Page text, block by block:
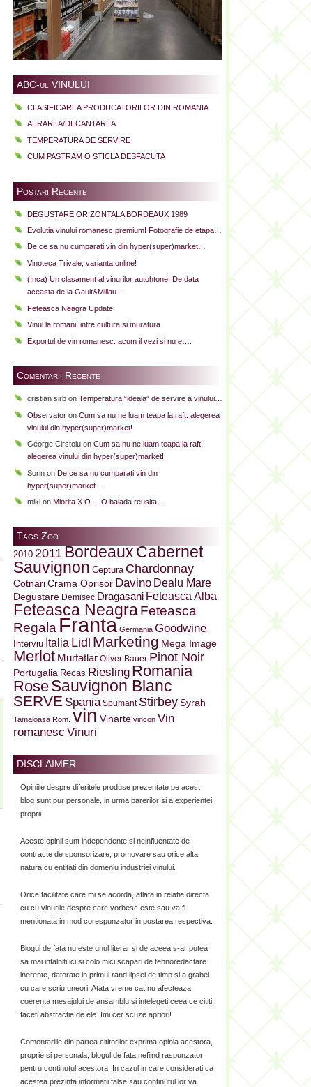
ABC-ul VINULUI
CLASIFICAREA PRODUCATORILOR DIN ROMANIA
AERAREA/DECANTAREA
TEMPERATURA DE SERVIRE
CUM PASTRAM O STICLA DESFACUTA
Postari Recente
DEGUSTARE ORIZONTALA BORDEAUX 1989
Evolutia vinului romanesc premium! Fotografie de etapa…
De ce sa nu cumparati vin din hyper(super)market…
Vinoteca Trivale, varianta online!
(Inca) Un clasament al vinurilor autohtone! De data
aceasta de la Gault&Millau…
Feteasca Neagra Update
Vinul la romani: intre cultura si muratura
Exportul de vin romanesc: acum il vezi si nu e….
Comentarii Recente
cristian sirb on Temperatura “ideala” de servire a vinului…
Observator on Cum sa nu ne luam teapa la raft: alegerea
vinului din hyper(super)market!
George Cirstoiu on Cum sa nu ne luam teapa la raft:
alegerea vinului din hyper(super)market!
Sorin on De ce sa nu cumparati vin din
hyper(super)market…
miki on Miorita X.O. – O balada reusita…
Tags Zoo
2010 2011 BordeauxCabernet
Sauvignon Ceptura Chardonnay
Cotnari Crama Oprisor Davino Dealu Mare
Degustare Demisec Dragasani Feteasca Alba
Feteasca NeagraFeteasca
Regala Franta Germania Goodwine
Interviu Italia Lidl Marketing Mega Image
Merlot Murfatlar Oliver Bauer Pinot Noir
Portugalia Recas Riesling Romania
RoseSauvignon Blanc
SERVE Spania Spumant Stirbey Syrah
Tamaioasa Rom. vin Vinarte vincon Vin
romanesc Vinuri
DISCLAIMER
Opiniile despre diferitele produse prezentate pe acest
blog sunt pur personale, in urma parerilor si a experientei
proprii.
Aceste opinii sunt independente si neinfluentate de
contracte de sponsorizare, promovare sau orice alta
natura cu entitati din domeniu industriei vinului.
Orice facilitate care mi se acorda, aflata in relatie directa
cu cu vinurile despre care vorbesc este sau va fi
mentionata in mod corespunzator in postarea respectiva.
Blogul de fata nu este unul literar si de aceea s-ar putea
sa mai intalniti ici si colo mici scapari de tehnoredactare
inerente, datorate in primul rand lipsei de timp si a grabei
cu care scriu uneori. Atata vreme cat nu afecteaza
coerenta mesajului de ansamblu si intelegeti ceea ce cititi,
faceti abstractie de ele. Imi cer scuze apriori!
Comentariile din partea cititorilor exprima opinia acestora,
proprie si personala, blogul de fata nefiind raspunzator
pentru continutul acestora. In cazul in care considerati ca
acestea prezinta informatii false sau continutul lor va